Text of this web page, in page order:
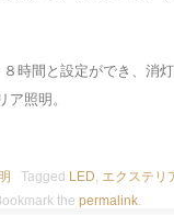
８時間と設定ができ、消
ア照明。
Tagged LED エクステリ
the permalink